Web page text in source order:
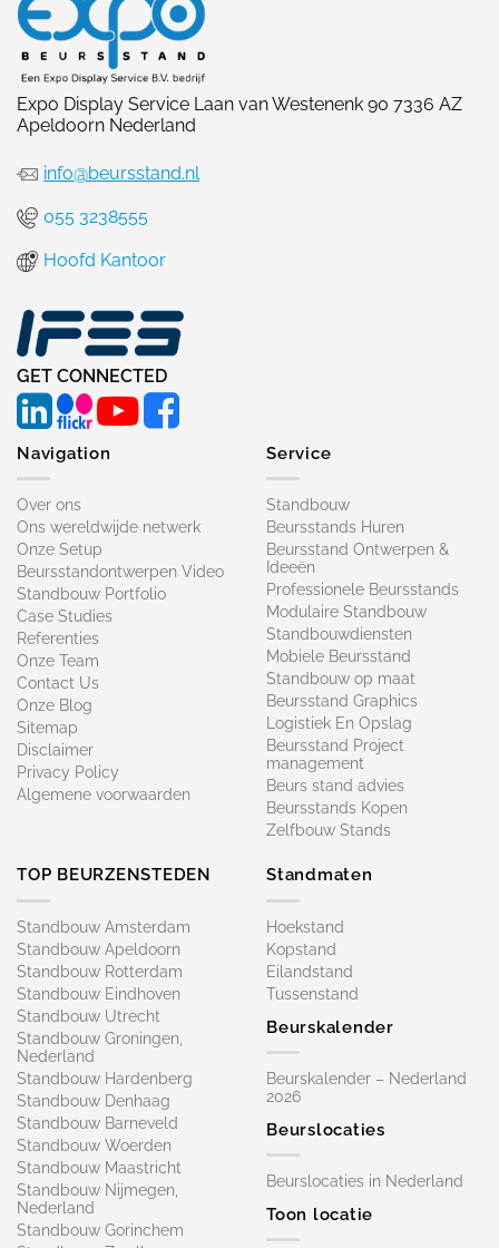
Expo Display Service Laan van Westenenk 90 7336 AZ
Apeldoorn Nederland
info@beursstand.nl
055 3238555
Hoofd Kantoor
GET CONNECTED
Navigation
Over ons
Ons wereldwijde netwerk
Onze Setup
Beursstandontwerpen Video
Standbouw Portfolio
Case Studies
Referenties
Onze Team
Contact Us
Onze Blog
Sitemap
Disclaimer
Privacy Policy
Algemene voorwaarden
Service
Standbouw
Beursstands Huren
Beursstand Ontwerpen &
Ideeën
Professionele Beursstands
Modulaire Standbouw
Standbouwdiensten
Mobiele Beursstand
Standbouw op maat​
Beursstand Graphics
Logistiek En Opslag
Beursstand Project
management
Beurs stand advies
Beursstands Kopen
Zelfbouw Stands
TOP BEURZENSTEDEN
Standbouw Amsterdam
Standbouw Apeldoorn
Standbouw Rotterdam
Standbouw Eindhoven
Standbouw Utrecht
Standbouw Groningen,
Nederland
Standbouw Hardenberg
Standbouw Denhaag
Standbouw Barneveld
Standbouw Woerden
Standbouw Maastricht
Standbouw Nijmegen,
Nederland
Standbouw Gorinchem
Standmaten
Hoekstand
Kopstand
Eilandstand
Tussenstand
Beurskalender
Beurskalender – Nederland
2026
Beurslocaties
Beurslocaties in Nederland
Toon locatie